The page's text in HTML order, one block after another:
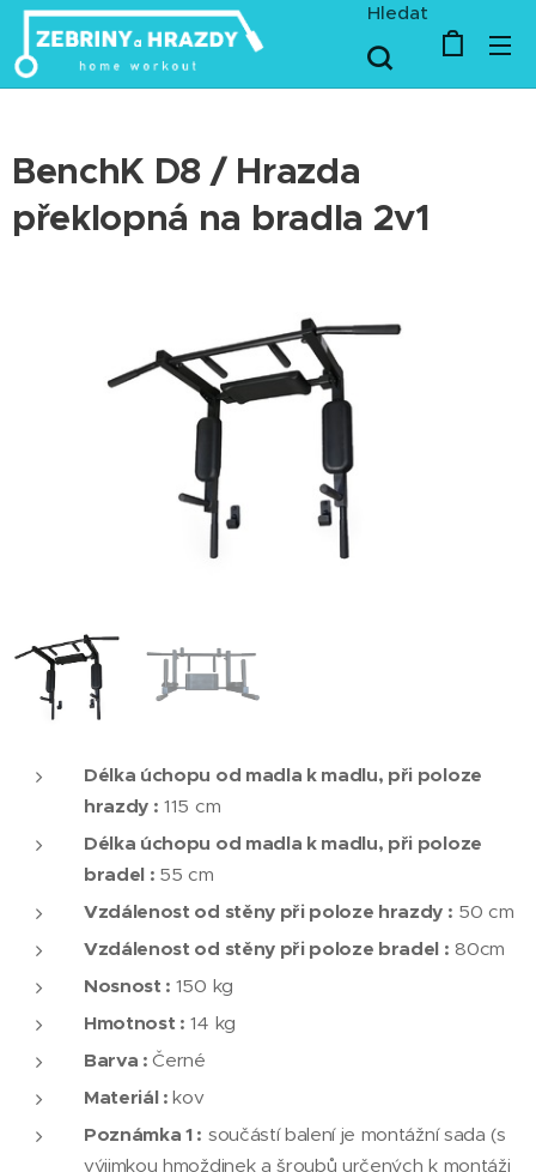
Hledat
BenchK D8 / Hrazda
překlopná na bradla 2v1
Délka úchopu od madla k madlu, při poloze
hrazdy : 115 cm
Délka úchopu od madla k madlu, při poloze
bradel : 55 cm
Vzdálenost od stěny při poloze hrazdy : 50 cm
Vzdálenost od stěny při poloze bradel : 80cm
Nosnost : 150 kg
Hmotnost : 14 kg
Barva :Černé
Materiál :kov
Poznámka 1 : součástí balení je montážní sada (s
výjimkou hmoždinek a šroubů určených k montáži